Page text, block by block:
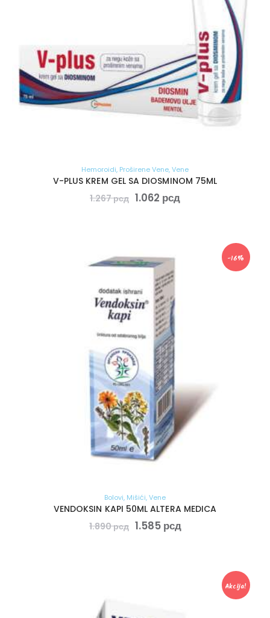
Hemoroidi, Proširene Vene,Vene
V-PLUS KREM GEL SA DIOSMINOM 75ML
1.267рсд 1.062 рсд
-16%
Bolovi, Mišići,Vene
VENDOKSIN KAPI 50ML ALTERA MEDICA
1.890рсд 1.585 рсд
Akcija!